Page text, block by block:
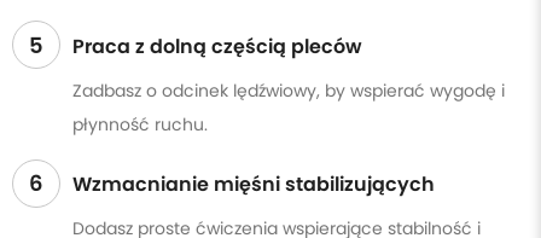
5 Praca z dolną częścią pleców
Zadbasz o odcinek lędźwiowy, by wspierać wygodę i
płynność ruchu.
6 Wzmacnianie mięśni stabilizujących
Dodasz proste ćwiczenia wspierające stabilność i